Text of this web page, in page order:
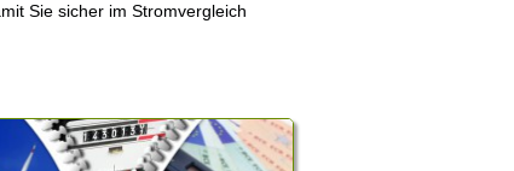
Sie sicher im Stromvergleich